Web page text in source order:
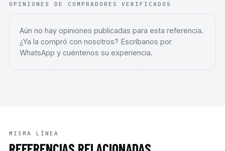
OPINIONES DE COMPRADORES VERIFICADOS
Aún no hay opiniones publicadas para esta referencia.
¿Ya la compró con nosotros? Escríbanos por
WhatsApp y cuéntenos su experiencia.
MISMA LÍNEA